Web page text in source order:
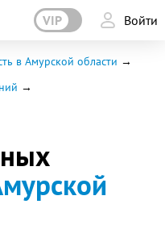
VIP Войти
в Амурской области